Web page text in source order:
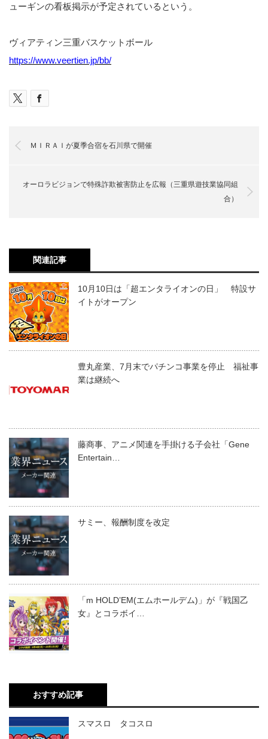
ューギンの看板掲示が予定されているという。
ヴィアティン三重バスケットボール
https://www.veertien.jp/bb/
ＭＩＲＡＩが夏季合宿を石川県で開催
オーロラビジョンで特殊詐欺被害防止を広報（三重県遊技業協同組
合）
関連記事
10月10日は「超エンタライオンの日」 特設サ
イトがオープン
豊丸産業、7月末でパチンコ事業を停止 福祉事
業は継続へ
藤商事、アニメ関連を手掛ける子会社「Gene
Entertain…
サミー、報酬制度を改定
「m HOLD’EM(エムホールデム)」が『戦国乙
女』とコラボイ…
おすすめ記事
スマスロ タコスロ